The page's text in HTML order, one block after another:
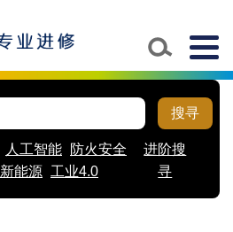
搜寻
人工智能
防火安全
新能源 工业4.0
进阶搜
寻